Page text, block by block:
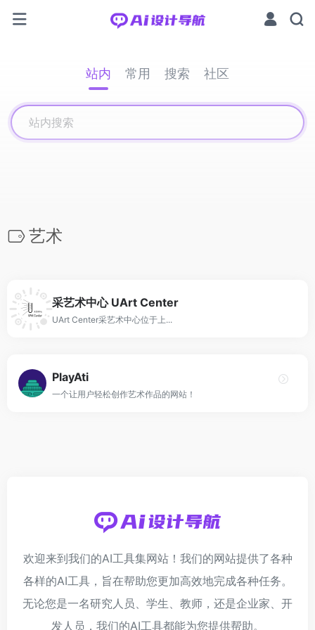
站内 常用 搜索 社区
艺术
采艺术中心 UArt Center
UArt Center采艺术中心位于上...
PlayAti
一个让用户轻松创作艺术作品的网站！
欢迎来到我们的AI工具集网站！我们的网站提供了各种
各样的AI工具，旨在帮助您更加高效地完成各种任务。
无论您是一名研究人员、学生、教师，还是企业家、开
发人员，我们的AI工具都能为您提供帮助。